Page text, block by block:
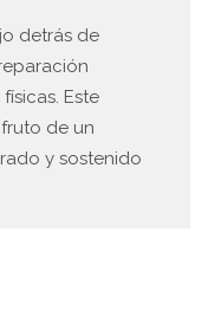
detrás de
Este
de un
y sostenido